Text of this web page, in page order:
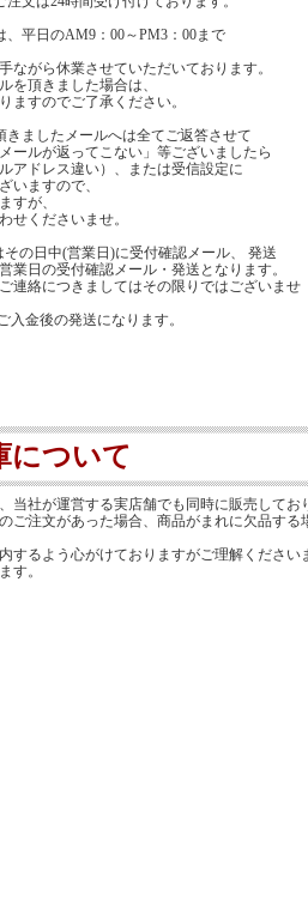
、平日のAM9：00～PM3：00まで
ながら休業させていただいております。
を頂きました場合は、
ますのでご了承ください。
きましたメールへは全てご返答させて
ールが返ってこない」等ございましたら
アドレス違い）、または受信設定に
いますので、
すが、
せくださいませ。
の日中(営業日)に受付確認メール、 発送
業日の受付確認メール・発送となります。
連絡につきましてはその限りではございませ
金後の発送になります。
について
当社が運営する実店舗でも同時に販売してお
ご注文があった場合、商品がまれに欠品する
するよう心がけておりますがご理解ください
す。